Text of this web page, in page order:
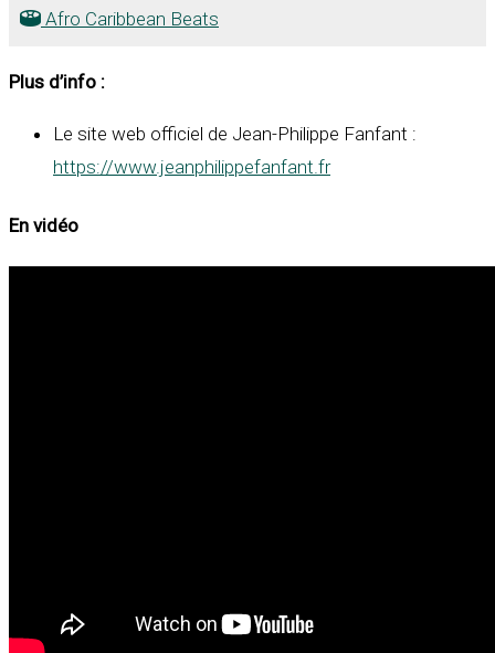
Afro Caribbean Beats
Plus d’info :
Le site web officiel de Jean-Philippe Fanfant :
https://www.jeanphilippefanfant.fr
En vidéo